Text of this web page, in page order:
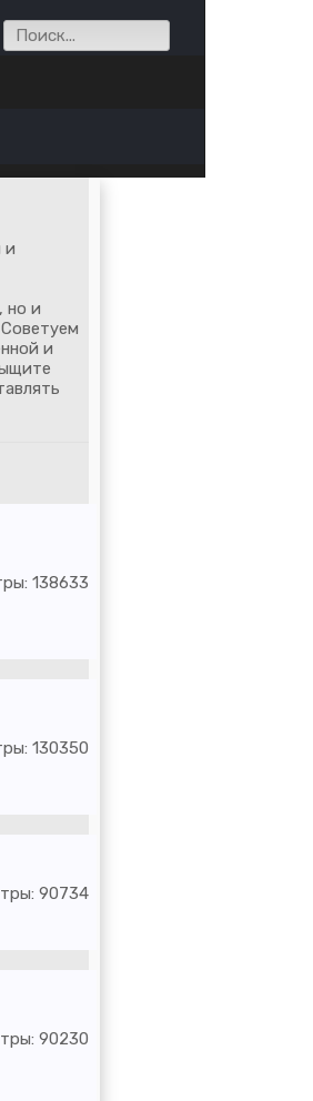
и
но и
и
138633
130350
90734
90230